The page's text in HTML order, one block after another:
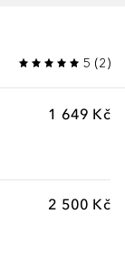
5 (2)
1 649 Kč
2 500 Kč